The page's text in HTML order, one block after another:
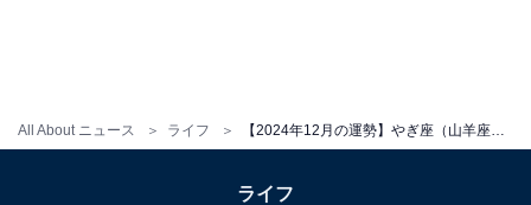
All About ニュース ライフ
ライフ